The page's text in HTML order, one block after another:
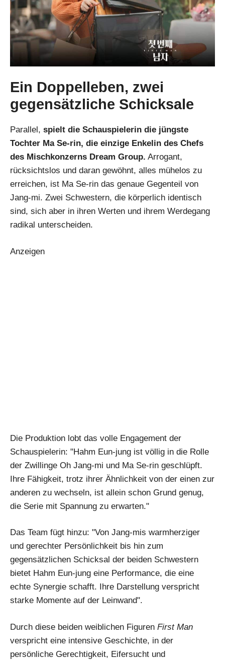
Ein Doppelleben, zwei
gegensätzliche Schicksale
Parallel, spielt die Schauspielerin die jüngste
Tochter Ma Se-rin, die einzige Enkelin des Chefs
des Mischkonzerns Dream Group. Arrogant,
rücksichtslos und daran gewöhnt, alles mühelos zu
erreichen, ist Ma Se-rin das genaue Gegenteil von
Jang-mi. Zwei Schwestern, die körperlich identisch
sind, sich aber in ihren Werten und ihrem Werdegang
radikal unterscheiden.
Anzeigen
Die Produktion lobt das volle Engagement der
Schauspielerin: "Hahm Eun-jung ist völlig in die Rolle
der Zwillinge Oh Jang-mi und Ma Se-rin geschlüpft.
Ihre Fähigkeit, trotz ihrer Ähnlichkeit von der einen zur
anderen zu wechseln, ist allein schon Grund genug,
die Serie mit Spannung zu erwarten."
Das Team fügt hinzu: "Von Jang-mis warmherziger
und gerechter Persönlichkeit bis hin zum
gegensätzlichen Schicksal der beiden Schwestern
bietet Hahm Eun-jung eine Performance, die eine
echte Synergie schafft. Ihre Darstellung verspricht
starke Momente auf der Leinwand".
Durch diese beiden weiblichen Figuren First Man
verspricht eine intensive Geschichte, in der
persönliche Gerechtigkeit, Eifersucht und